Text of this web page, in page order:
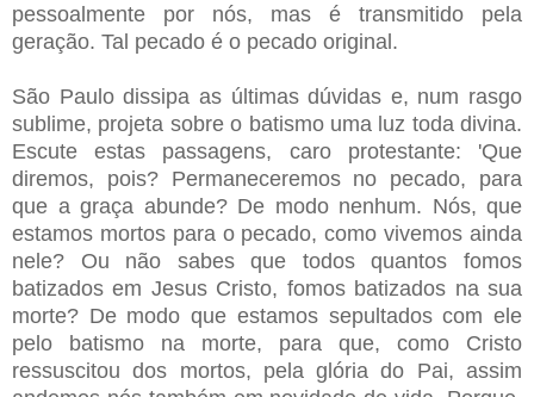
pessoalmente por nós, mas é transmitido pela
geração. Tal pecado é o pecado original.
São Paulo dissipa as últimas dúvidas e, num rasgo
sublime, projeta sobre o batismo uma luz toda divina.
Escute estas passagens, caro protestante: 'Que
diremos, pois? Permaneceremos no pecado, para
que a graça abunde? De modo nenhum. Nós, que
estamos mortos para o pecado, como vivemos ainda
nele? Ou não sabes que todos quantos fomos
batizados em Jesus Cristo, fomos batizados na sua
morte? De modo que estamos sepultados com ele
pelo batismo na morte, para que, como Cristo
ressuscitou dos mortos, pela glória do Pai, assim